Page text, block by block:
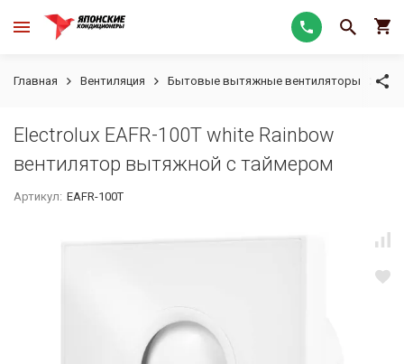
Главная Вентиляция Бытовые вытяжные вентиляторы
Electrolux EAFR-100T white Rainbow
вентилятор вытяжной с таймером
Артикул: EAFR-100T